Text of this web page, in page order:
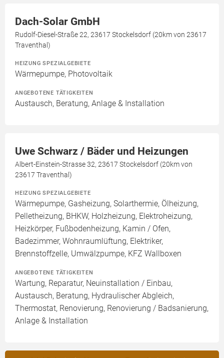
Dach-Solar GmbH
Rudolf-Diesel-Straße 22, 23617 Stockelsdorf (20km von 23617
Traventhal)
HEIZUNG SPEZIALGEBIETE
Wärmepumpe, Photovoltaik
ANGEBOTENE TÄTIGKEITEN
Austausch, Beratung, Anlage & Installation
Uwe Schwarz / Bäder und Heizungen
Albert-Einstein-Strasse 32, 23617 Stockelsdorf (20km von
23617 Traventhal)
HEIZUNG SPEZIALGEBIETE
Wärmepumpe, Gasheizung, Solarthermie, Ölheizung,
Pelletheizung, BHKW, Holzheizung, Elektroheizung,
Heizkörper, Fußbodenheizung, Kamin / Ofen,
Badezimmer, Wohnraumlüftung, Elektriker,
Brennstoffzelle, Umwälzpumpe, KFZ Wallboxen
ANGEBOTENE TÄTIGKEITEN
Wartung, Reparatur, Neuinstallation / Einbau,
Austausch, Beratung, Hydraulischer Abgleich,
Thermostat, Renovierung, Renovierung / Badsanierung,
Anlage & Installation